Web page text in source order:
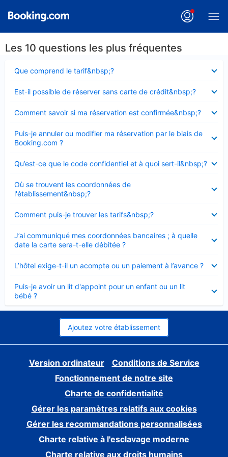
Les 10 questions les plus fréquentes
Que comprend le tarif&nbsp;?
fermé
Est-il possible de réserver sans carte de crédit&nbsp;?
fermé
Comment savoir si ma réservation est confirmée&nbsp;?
fermé
Puis-je annuler ou modifier ma réservation par le biais de
Booking.com ?
fermé
Qu’est-ce que le code confidentiel et à quoi sert-il&nbsp;?
fermé
Où se trouvent les coordonnées de
l'établissement&nbsp;?
fermé
Comment puis-je trouver les tarifs&nbsp;?
fermé
J’ai communiqué mes coordonnées bancaires ; à quelle
date la carte sera-t-elle débitée ?
fermé
L’hôtel exige-t-il un acompte ou un paiement à l’avance ?
fermé
Puis-je avoir un lit d'appoint pour un enfant ou un lit
bébé ?
fermé
Ajoutez votre établissement
Version ordinateur
Conditions de Service
Fonctionnement de notre site
Charte de confidentialité
Gérer les paramètres relatifs aux cookies
Gérer les recommandations personnalisées
Charte relative à l'esclavage moderne
Charte relative aux droits humains